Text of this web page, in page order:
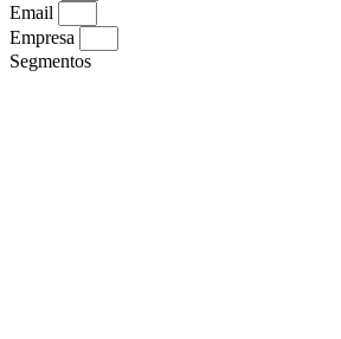
Email
Empresa
Segmentos